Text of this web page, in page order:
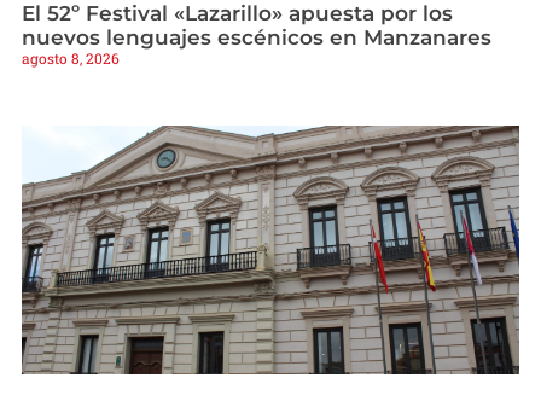
El 52º Festival «Lazarillo» apuesta por los
nuevos lenguajes escénicos en Manzanares
agosto 8, 2026